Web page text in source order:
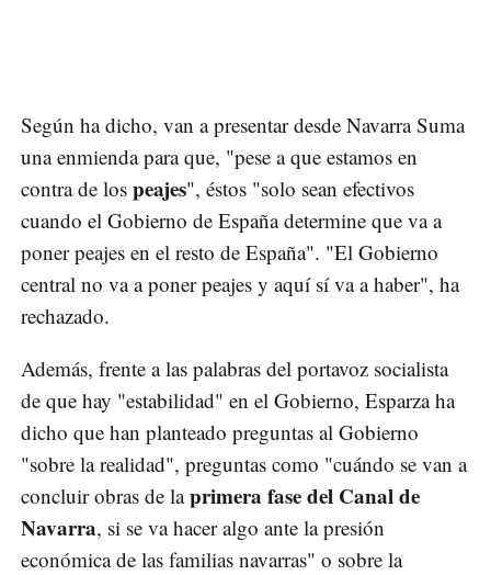
Según ha dicho, van a presentar desde Navarra Suma
una enmienda para que, "pese a que estamos en
contra de los peajes", éstos "solo sean efectivos
cuando el Gobierno de España determine que va a
poner peajes en el resto de España". "El Gobierno
central no va a poner peajes y aquí sí va a haber", ha
rechazado.
Además, frente a las palabras del portavoz socialista
de que hay "estabilidad" en el Gobierno, Esparza ha
dicho que han planteado preguntas al Gobierno
"sobre la realidad", preguntas como "cuándo se van a
concluir obras de laprimera fase del Canal de
Navarra, si se va hacer algo ante la presión
económica de las familias navarras" o sobre la